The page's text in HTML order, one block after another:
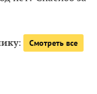
: Смотреть все